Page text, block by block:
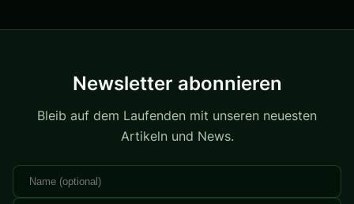
Newsletter abonnieren
Bleib auf dem Laufenden mit unseren neuesten
Artikeln und News.